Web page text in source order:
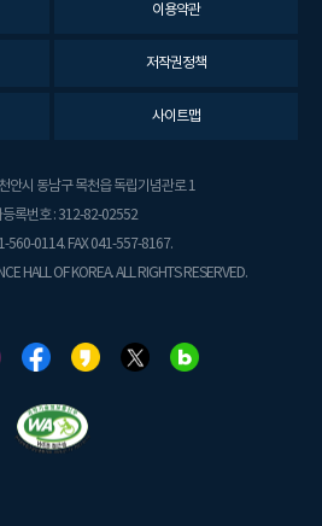
이용약관
저작권정책
사이트맵
안시 동남구 목천읍 독립기념관로 1
록번호 : 312-82-02552
560-0114. FAX 041-557-8167.
HALL OF KOREA. ALL RIGHTS RESERVED.